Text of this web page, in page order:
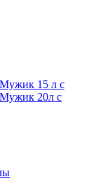
15 л с
20л с